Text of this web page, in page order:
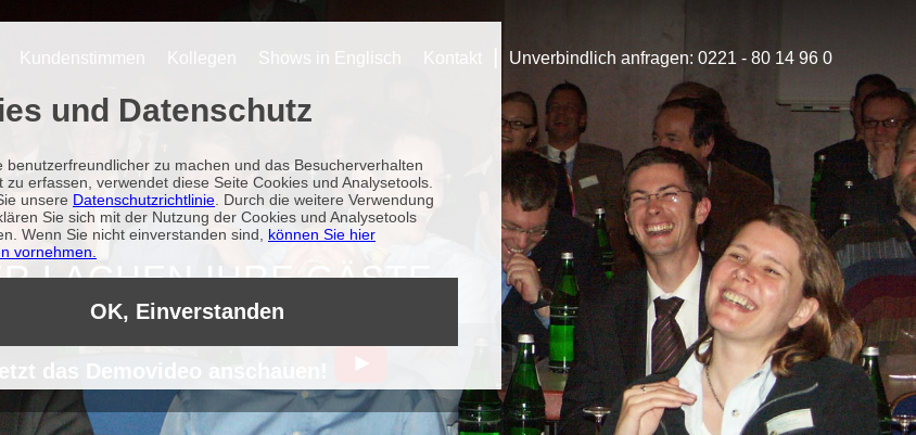
Kundenstimmen Kollegen Shows in Englisch Kontakt Unverbindlich anfragen: 0221 - 80 14 96 0
LACHEN IHRE GÄSTE
das Demovideo anschauen!
und Datenschutz
benutzerfreundlicher zu machen und das Besucherverhalten
zu erfassen, verwendet diese Seite Cookies und Analysetools.
unsere Datenschutzrichtlinie . Durch die weitere Verwendung
Sie sich mit der Nutzung der Cookies und Analysetools
Wenn Sie nicht einverstanden sind, können Sie hier
vornehmen.
OK, Einverstanden